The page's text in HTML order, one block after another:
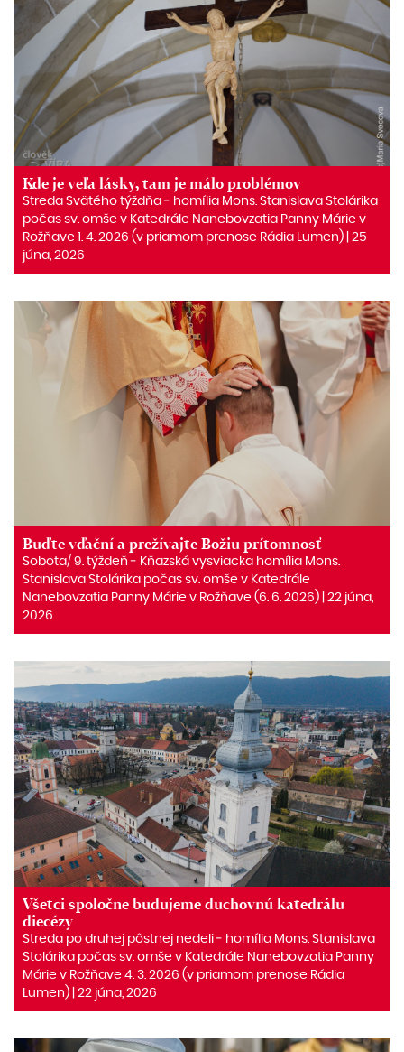
Kde je veľa lásky, tam je málo problémov
Streda Svätého týždňa ‒ homília Mons. Stanislava Stolárika
počas sv. omše v Katedrále Nanebovzatia Panny Márie v
Rožňave 1. 4. 2026 (v priamom prenose Rádia Lumen) | 25
júna, 2026
Buďte vďační a prežívajte Božiu prítomnosť
Sobota/ 9. týždeň ‒ Kňazská vysviacka homília Mons.
Stanislava Stolárika počas sv. omše v Katedrále
Nanebovzatia Panny Márie v Rožňave (6. 6. 2026) | 22 júna,
2026
Všetci spoločne budujeme duchovnú katedrálu
diecézy
Streda po druhej pôstnej nedeli ‒ homília Mons. Stanislava
Stolárika počas sv. omše v Katedrále Nanebovzatia Panny
Márie v Rožňave 4. 3. 2026 (v priamom prenose Rádia
Lumen) | 22 júna, 2026